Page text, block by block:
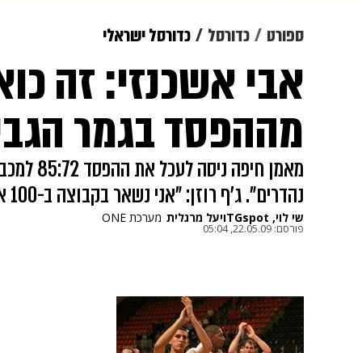
מוזיקה תרבות
דיגיטל גאווה ויוה משפט
ספורט כדורסל כדורסל ישראלי
אבי אשכנזי: זה
מההפסד בגמר
מאמן
נהדרים". ג'ף רוזן: "אני נשאר בקבוצה ב-100 אחוז"
שי לוי, TGspot ויעל מרגלית מערכת ONE
פורסם:22.05.09, 05:04